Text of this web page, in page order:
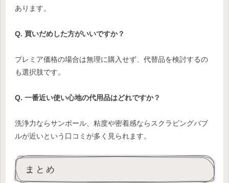
あります。
Q. 買いだめした方がいいですか？
プレミア価格の場合は無理に購入せず、代替品を検討するの
も選択肢です。
Q. 一番近い使い心地の代用品はどれですか？
洗浄力ならサンポール、粘度や密着感ならスクラビングバブ
ルが近いという口コミが多く見られます。
まとめ